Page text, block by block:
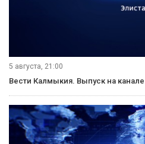
5 августа, 21:00
Вести Калмыкия. Выпуск на канале